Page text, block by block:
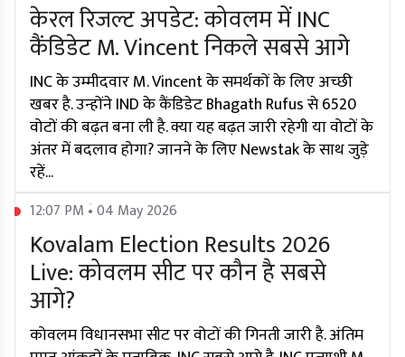
केरल रिजल्ट अपडेट: कोवलम में INC
कैंडिडेट M. Vincent निकले सबसे आगे
INC के उम्मीदवार M. Vincent के समर्थकों के लिए अच्छी
खबर है. उन्होंने IND के कैंडिडेट Bhagath Rufus से 6520
वोटों की बढ़त बना ली है. क्या यह बढ़त जारी रहेगी या वोटों के
अंतर में बदलाव होगा? जानने के लिए Newstak के साथ जुड़े
रहें...
12:07 PM • 04 May 2026
Kovalam Election Results 2026
Live: कोवलम सीट पर कौन है सबसे
आगे?
कोवलम विधानसभा सीट पर वोटों की गिनती जारी है. अंतिम